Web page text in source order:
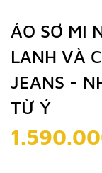
ÁO SƠ MI
LANH VÀ
JEANS -
TỪ Ý